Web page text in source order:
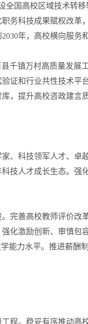
国高校区域技术转
务科技成果赋权改革
年，高校横向服务
千镇万村高质量发展
证和行业共性技术平
，提升高校咨政建言
、科技领军人才、卓
技人才成长生态。强
善高校教师评价改
化激励创新、审慎包
能力水平。推进薪酬
程。稳妥有序推动高